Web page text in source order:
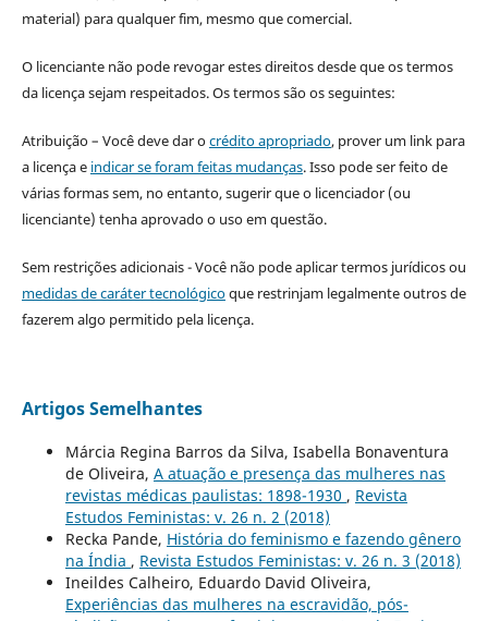
material) para qualquer fim, mesmo que comercial.
O licenciante não pode revogar estes direitos desde que os termos
da licença sejam respeitados. Os termos são os seguintes:
Atribuição – Você deve dar ocrédito apropriado, prover um link para
a licença e indicar se foram feitas mudanças. Isso pode ser feito de
várias formas sem, no entanto, sugerir que o licenciador (ou
licenciante) tenha aprovado o uso em questão.
Sem restrições adicionais - Você não pode aplicar termos jurídicos ou
medidas de caráter tecnológicoque restrinjam legalmente outros de
fazerem algo permitido pela licença.
Artigos Semelhantes
Márcia Regina Barros da Silva, Isabella Bonaventura
de Oliveira, A atuação e presença das mulheres nas
revistas médicas paulistas: 1898-1930 , Revista
Estudos Feministas: v. 26 n. 2 (2018)
Recka Pande, História do feminismo e fazendo gênero
na Índia , Revista Estudos Feministas: v. 26 n. 3 (2018)
Ineildes Calheiro, Eduardo David Oliveira,
Experiências das mulheres na escravidão, pós-